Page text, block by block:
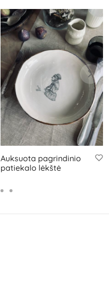
Auksuota pagrindinio
patiekalo lėkštė